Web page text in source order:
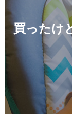
買ったけ